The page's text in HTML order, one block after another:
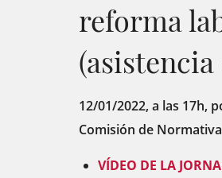
reforma
12/01/2022, a las 17h,
Comisión de
VÍDEO DE LA